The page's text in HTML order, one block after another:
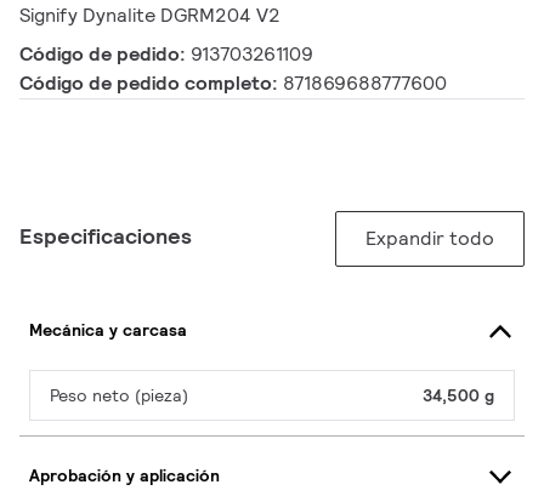
Signify Dynalite DGRM204 V2
Código de pedido: 913703261109
Código de pedido completo: 871869688777600
Especificaciones Expandir todo
Mecánica y carcasa
Peso neto (pieza) 34,500 g
Aprobación y aplicación